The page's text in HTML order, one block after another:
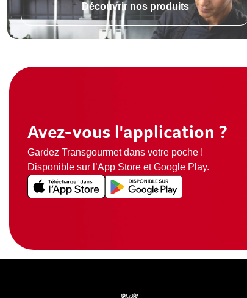
Découvrir nos produits
Avez-vous l'application ?
Gardez Transgourmet dans votre poche !
Disponible sur l’App Store et Google Play.